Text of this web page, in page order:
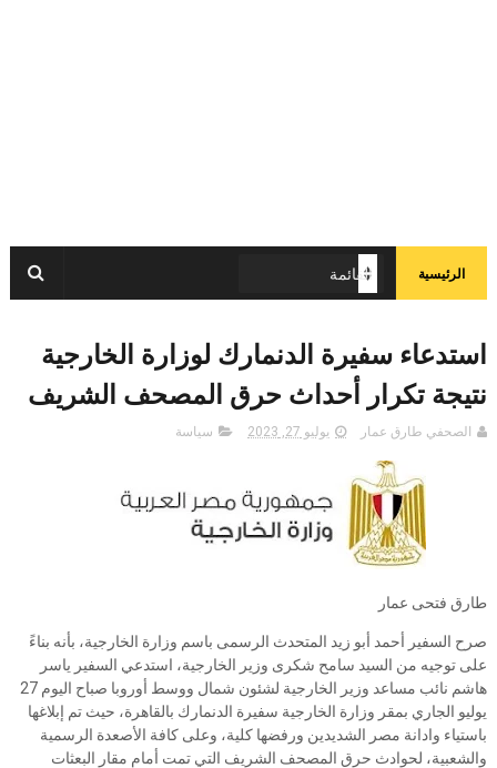
الرئيسية
استدعاء سفيرة الدنمارك لوزارة الخارجية
نتيجة تكرار أحداث حرق المصحف الشريف
الصحفي طارق عمار يوليو 27, 2023 سياسة
طارق فتحى عمار
صرح السفير أحمد أبو زيد المتحدث الرسمى باسم وزارة الخارجية، بأنه بناءً
على توجيه من السيد سامح شكرى وزير الخارجية، استدعي السفير ياسر
هاشم نائب مساعد وزير الخارجية لشئون شمال ووسط أوروبا صباح اليوم 27
يوليو الجاري بمقر وزارة الخارجية سفيرة الدنمارك بالقاهرة، حيث تم إبلاغها
باستياء وادانة مصر الشديدين ورفضها كلية، وعلى كافة الأصعدة الرسمية
والشعبية، لحوادث حرق المصحف الشريف التي تمت أمام مقار البعثات